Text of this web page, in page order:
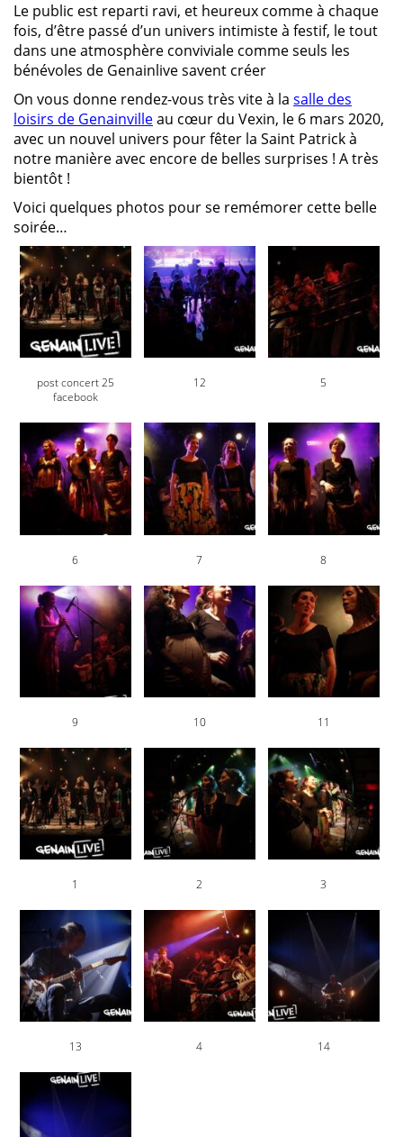
Le public est reparti ravi, et heureux comme à chaque
fois, d’être passé d’un univers intimiste à festif, le tout
dans une atmosphère conviviale comme seuls les
bénévoles de Genainlive savent créer
On vous donne rendez-vous très vite à la salle des
loisirs de Genainvilleau cœur du Vexin, le 6 mars 2020,
avec un nouvel univers pour fêter la Saint Patrick à
notre manière avec encore de belles surprises ! A très
bientôt !
Voici quelques photos pour se remémorer cette belle
soirée…
post concert 25
facebook
12 5
6 7 8
9 10 11
1 2 3
13 4 14